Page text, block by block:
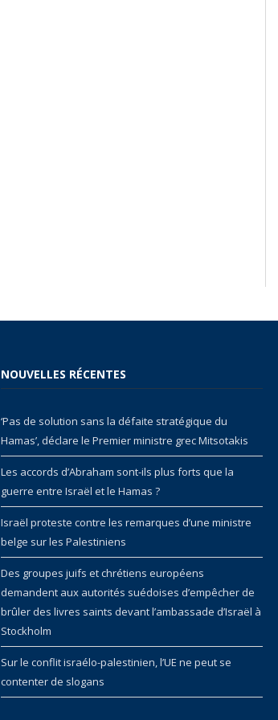
NOUVELLES RÉCENTES
‘Pas de solution sans la défaite stratégique du
Hamas’, déclare le Premier ministre grec Mitsotakis
Les accords d’Abraham sont-ils plus forts que la
guerre entre Israël et le Hamas ?
Israël proteste contre les remarques d’une ministre
belge sur les Palestiniens
Des groupes juifs et chrétiens européens
demandent aux autorités suédoises d’empêcher de
brûler des livres saints devant l’ambassade d’Israël à
Stockholm
Sur le conflit israélo-palestinien, l’UE ne peut se
contenter de slogans